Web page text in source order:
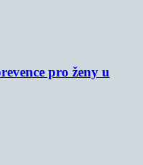
pro ženy u